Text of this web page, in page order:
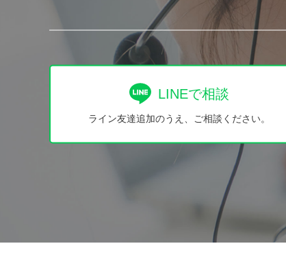
LINEで相談
ライン友達追加のうえ、ご相談ください。